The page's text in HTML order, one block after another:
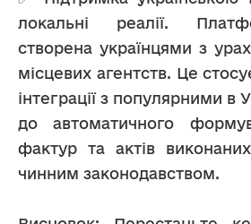
локальні реалії.
створена українцями з
місцевих агентств. Це
інтеграції з популярними в
до автоматичного
фактур та актів
чинним законодавством.